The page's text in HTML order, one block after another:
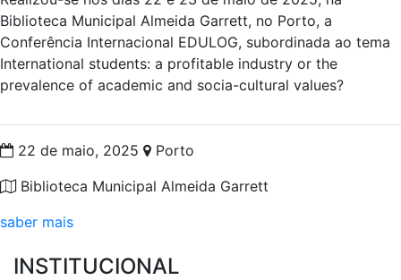
Biblioteca Municipal Almeida Garrett, no Porto, a
Conferência Internacional EDULOG, subordinada ao tema
International students: a profitable industry or the
prevalence of academic and socia-cultural values?
22 de maio, 2025
Porto
Biblioteca Municipal Almeida Garrett
saber mais
INSTITUCIONAL